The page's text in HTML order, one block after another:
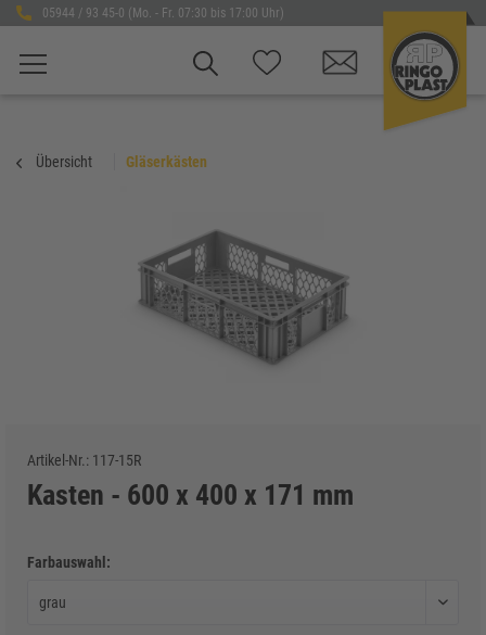
05944 / 93 45-0 (Mo. - Fr. 07:30 bis 17:00 Uhr)
Übersicht Gläserkästen
Artikel-Nr.: 117-15R
Kasten - 600 x 400 x 171 mm
Farbauswahl: